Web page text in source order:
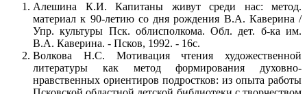
Алешина К.И. Капитаны живут среди нас: метод.
материал к 90-летию со дня рождения В.А. Каверина /
Упр. культуры Пск. облисполкома. Обл. дет. б-ка им.
В.А. Каверина. - Псков, 1992. - 16с.
Волкова Н.С. Мотивация чтения художественной
литературы как метод формирования духовно-
нравственных ориентиров подростков: из опыта работы